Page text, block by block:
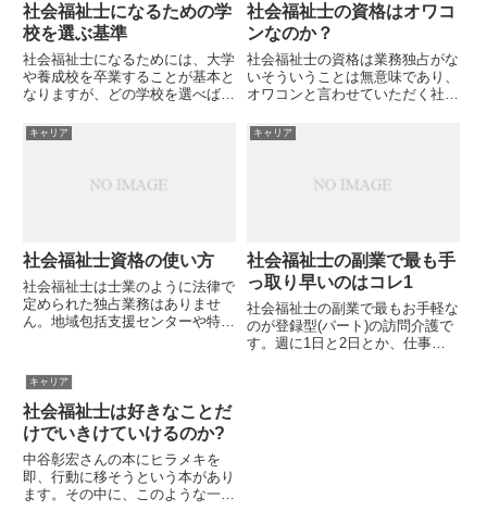
しょうが、気持ちは「もう一回や
りたい」という心理状態です。
公...
社会福祉士になるための学
校を選ぶ基準
社会福祉士になるためには、大学
や養成校を卒業することが基本と
なりますが、どの学校を選べばい
は、社会福祉士になるための学校
いいとか、有名であるとかの理由
社会福祉士の資格はオワコ
ンなのか？
社会福祉士の資格は業務独占がな
いそういうことは無意味であり、
オワコンと言わせていただく社会
間の多数派が社会福祉士のイメー
いなことに社会福祉士に対する
キャリア
社会福祉士資格の使い方
社会福祉士は士業のように法律で
定められた独占業務はありませ
ん。地域包括支援センターや特養
格とは考えていません。社会福祉
士は生き方にかかわる資格です。
今、気になるのは孤独死貧困遺品
整...
キャリア
社会福祉士の副業で最も手
っ取り早いのはコレ1
社会福祉士の副業で最もお手軽な
のが登録型(パート)の訪問介護で
す。週に1日と2日とか、仕事の
キャリア
社会福祉士は好きなことだ
けでいきけていけるのか?
中谷彰宏さんの本にヒラメキを
即、行動に移そうという本があり
ます。その中に、このような一文